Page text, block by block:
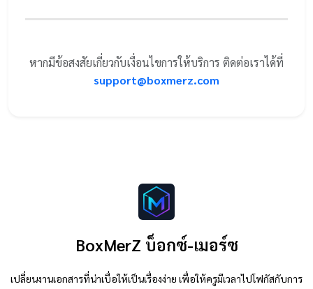
หากมีข้อสงสัยเกี่ยวกับเงื่อนไขการให้บริการ ติดต่อเราได้ที่
support@boxmerz.com
BoxMerZ บ็อกซ์-เมอร์ซ
เปลี่ยนงานเอกสารที่น่าเบื่อให้เป็นเรื่องง่าย เพื่อให้ครูมีเวลาไปโฟกัสกับการ